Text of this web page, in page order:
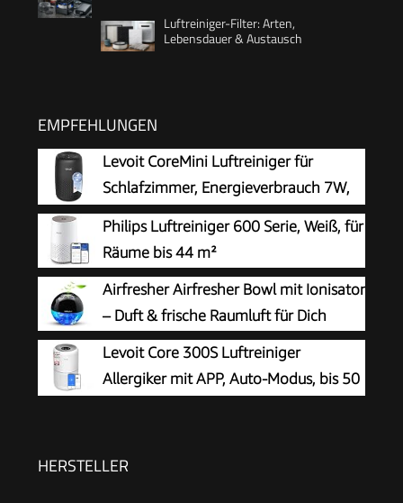
Luftreiniger-Filter: Arten,
Lebensdauer & Austausch
EMPFEHLUNGEN
Levoit CoreMini Luftreiniger für
Schlafzimmer, Energieverbrauch 7W,
Schwarz
Philips Luftreiniger 600 Serie, Weiß, für
Räume bis 44 m²
Airfresher Airfresher Bowl mit Ionisator
– Duft & frische Raumluft für Dich
Levoit Core 300S Luftreiniger
Allergiker mit APP, Auto-Modus, bis 50
HERSTELLER